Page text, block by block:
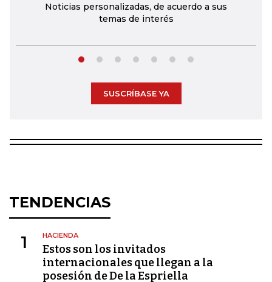
Noticias personalizadas, de acuerdo a sus
temas de interés
SUSCRÍBASE YA
TENDENCIAS
1 HACIENDA
Estos son los invitados
internacionales que llegan a la
posesión de De la Espriella